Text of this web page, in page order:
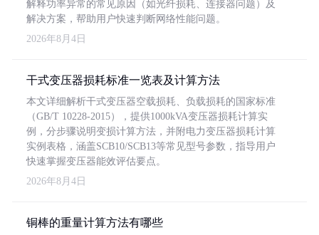
解释功率异常的常见原因（如光纤损耗、连接器问题）及
解决方案，帮助用户快速判断网络性能问题。
2026年8月4日
干式变压器损耗标准一览表及计算方法
本文详细解析干式变压器空载损耗、负载损耗的国家标准
（GB/T 10228-2015），提供1000kVA变压器损耗计算实
例，分步骤说明变损计算方法，并附电力变压器损耗计算
实例表格，涵盖SCB10/SCB13等常见型号参数，指导用户
快速掌握变压器能效评估要点。
2026年8月4日
铜棒的重量计算方法有哪些